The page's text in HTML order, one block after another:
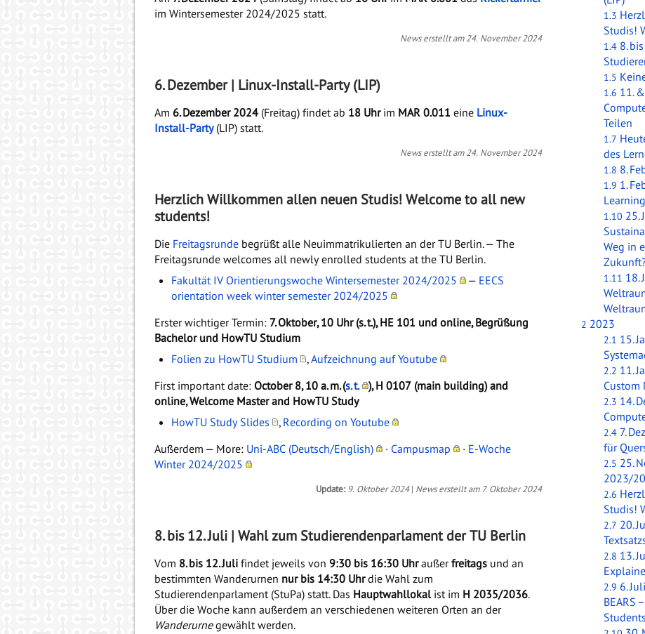
1.3
Studis!
1.4 8.
1.5
1.6 11.
Teilen
1.7
des
1.8 8.
1.9 1.
Learning
1.10 25.
Weg in
1.11 18.
2 2023
2.1 15.
2.2 11.
Custom
2.3 14.
2.4 7.
für
2.5 25.
2023/
2.6
Studis!
2.7 20.
2.8 13.
2.9 6.
BEARS
Students
im Wintersemester 2024/2025 statt.
News erstellt am 24. November 2024
6. Dezember | Linux-Install-Party (LIP)
Am 6. Dezember 2024 (Freitag) findet ab 18 Uhrim MAR 0.011 eine Linux-
Install-Party(LIP) statt.
News erstellt am 24. November 2024
Herzlich Willkommen allen neuen Studis!Welcome to all new
students!
Die Freitagsrunde begrüßt alle Neuimmatrikulierten an der TU Berlin. — The
Freitagsrunde welcomes all newly enrolled students at the TU Berlin.
Fakultät IV Orientierungswoche Wintersemester 2024/2025
— EECS
orientation week winter semester 2024/2025
Erster wichtiger Termin: 7. Oktober, 10 Uhr (s. t.), HE 101 und online, Begrüßung
Bachelor und HowTU Studium
Folien zu HowTU Studium
,Aufzeichnung auf Youtube
First important date: October 8, 10 a. m. (s. t.
), H 0107 (main building) and
online, Welcome Master and HowTU Study
HowTU Study Slides
, Recording on Youtube
Außerdem — More: Uni-ABC (Deutsch/English) · Campusmap · E-Woche
Winter 2024/2025
Update: 9. Oktober 2024| News erstellt am 7. Oktober 2024
8. bis 12. Juli | Wahl zum Studierendenparlament der TU Berlin
Vom 8. bis 12. Juli findet jeweils von 9:30 bis 16:30 Uhraußerfreitags und an
bestimmten Wanderurnen nur bis 14:30 Uhrdie Wahl zum
Studierendenparlament (StuPa) statt. Das Hauptwahllokal ist im H 2035/2036.
Über die Woche kann außerdem an verschiedenen weiteren Orten an der
Wanderurnegewählt werden.